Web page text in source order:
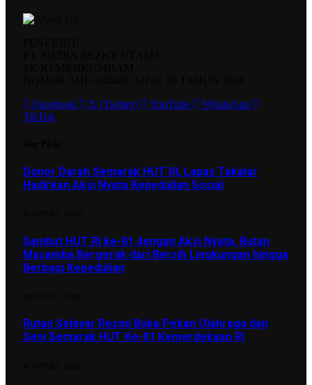
Facebook
X (Twitter) YouTube
WhatsApp
TikTok
Donor Darah Semarak HUT RI, Lapas Takalar
Hadirkan Aksi Nyata Kepedulian Sosial
Sambut HUT RI ke-81 dengan Aksi Nyata, Rutan
Masamba Bergerak dari Bersih Lingkungan hingga
Berbagi Kepedulian
Rutan Selayar Resmi Buka Pekan Olahraga dan
Seni Semarak HUT Ke-81 Kemerdekaan RI